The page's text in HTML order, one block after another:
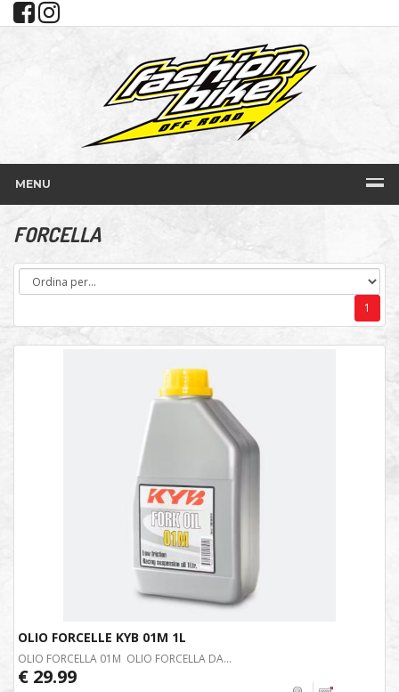
MENU
FORCELLA
1
OLIO FORCELLE KYB 01M 1L
OLIO FORCELLA 01M OLIO FORCELLA DA...
€ 29.99